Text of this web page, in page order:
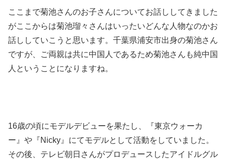
ここまで菊池さんのお子さんについてお話ししてきました
がここからは菊池瑠々さんはいったいどんな人物なのかお
話ししていこうと思います。千葉県浦安市出身の菊池さん
ですが、ご両親は共に中国人であるため菊池さんも純中国
人ということになりますね。
16歳の頃にモデルデビューを果たし、『東京ウォーカ
ー』や『Nicky』にてモデルとして活動をしていました。
その後、テレビ朝日さんがプロデュースしたアイドルグル